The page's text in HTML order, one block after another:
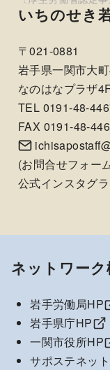
いちのせき
〒021-0881
岩手県一関市大
なのはなプラザ
TEL 0191-48-
FAX 0191-48-
(お問合せフォー
公式インスタグ
ネットワーク
岩手労働局HP
岩手県庁HP
一関市役所HP
サポステネット